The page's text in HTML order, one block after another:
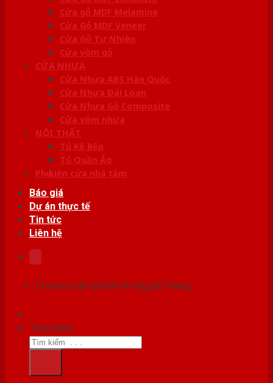
Cửa gỗ MDF Melamine
Cửa Gỗ MDF Veneer
Cửa Gỗ Tự Nhiên
Cửa vòm gỗ
CỬA NHỰA
Cửa Nhựa ABS Hàn Quốc
Cửa Nhựa Đài Loan
Cửa Nhựa Gỗ Composite
Cửa vòm nhựa
NỘI THẤT
Tủ Kệ Bếp
Tủ Quần Áo
Phụ kiện cửa nhà tắm
Báo giá
Dự án thực tế
Tin tức
Liên hệ
Chưa có sản phẩm trong giỏ hàng.
Tìm kiếm: